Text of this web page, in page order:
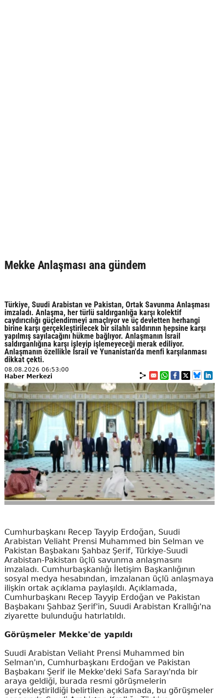
Mekke Anlaşması ana gündem
Türkiye, Suudi Arabistan ve Pakistan, Ortak Savunma Anlaşması
imzaladı. Anlaşma, her türlü saldırganlığa karşı kolektif
caydırıcılığı güçlendirmeyi amaçlıyor ve üç devletten herhangi
birine karşı gerçekleştirilecek bir silahlı saldırının hepsine karşı
yapılmış sayılacağını hükme bağlıyor. Anlaşmanın İsrail
saldırganlığına karşı işleyip işlemeyeceği merak ediliyor.
Anlaşmanın özellikle İsrail ve Yunanistan'da menfi karşılanması
dikkat çekti.
08.08.2026 06:53:00
Haber Merkezi
Cumhurbaşkanı Recep Tayyip Erdoğan, Suudi
Arabistan Veliaht Prensi Muhammed bin Selman ve
Pakistan Başbakanı Şahbaz Şerif, Türkiye-Suudi
Arabistan-Pakistan üçlü savunma anlaşmasını
imzaladı. Cumhurbaşkanlığı İletişim Başkanlığının
sosyal medya hesabından, imzalanan üçlü anlaşmaya
ilişkin ortak açıklama paylaşıldı. Açıklamada,
Cumhurbaşkanı Recep Tayyip Erdoğan ve Pakistan
Başbakanı Şahbaz Şerif'in, Suudi Arabistan Krallığı'na
ziyarette bulunduğu hatırlatıldı.
Görüşmeler Mekke'de yapıldı
Suudi Arabistan Veliaht Prensi Muhammed bin
Selman'ın, Cumhurbaşkanı Erdoğan ve Pakistan
Başbakanı Şerif ile Mekke'deki Safa Sarayı'nda bir
araya geldiği, burada resmi görüşmelerin
gerçekleştirildiği belirtilen açıklamada, bu görüşmeler